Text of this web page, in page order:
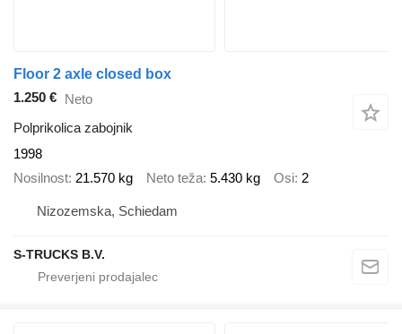
Floor 2 axle closed box
1.250 € Neto
Polprikolica zabojnik
1998
Nosilnost 21.570 kg Neto teža 5.430 kg Osi 2
Nizozemska, Schiedam
S-TRUCKS B.V.